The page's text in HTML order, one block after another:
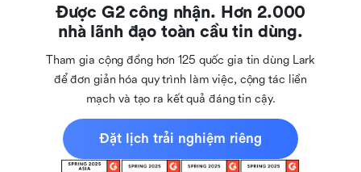
Được G2 công nhận. Hơn 2.000
nhà lãnh đạo toàn cầu tin dùng.
Tham gia cộng đồng hơn 125 quốc gia tin dùng Lark
để đơn giản hóa quy trình làm việc, cộng tác liền
mạch và tạo ra kết quả đáng tin cậy.
Đặt lịch trải nghiệm riêng